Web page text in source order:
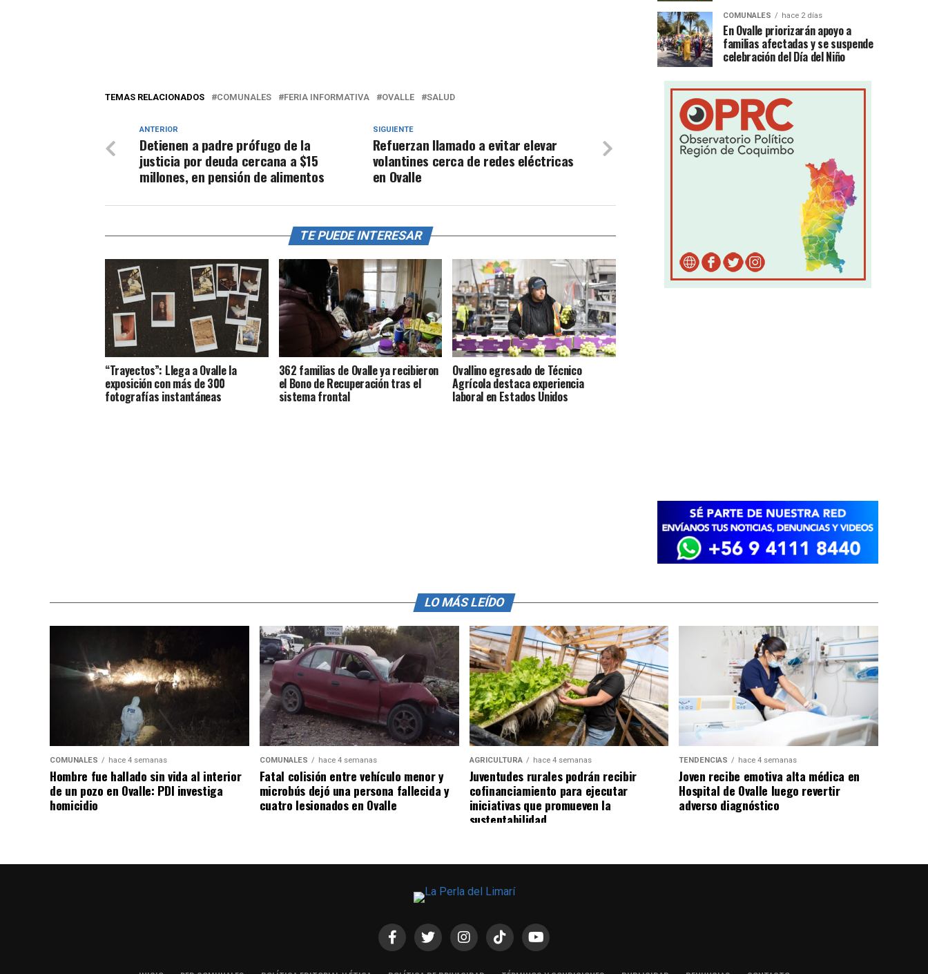
TEMAS RELACIONADOS COMUNALES FERIA INFORMATIVA OVALLE SALUD
SIGUIENTE
Refuerzan llamado a evitar elevar
volantines cerca de redes eléctricas
en Ovalle
ANTERIOR
Detienen a padre prófugo de la
justicia por deuda cercana a $15
millones, en pensión de alimentos
TE PUEDE INTERESAR
“Trayectos”: Llega a Ovalle la
exposición con más de 300
fotografías instantáneas
362 familias de Ovalle ya recibieron
el Bono de Recuperación tras el
sistema frontal
Ovallino egresado de Técnico
Agrícola destaca experiencia
laboral en Estados Unidos
COMUNALES hace 2 días
En Ovalle priorizarán apoyo a
familias afectadas y se suspende
celebración del Día del Niño
LO MÁS LEÍDO
COMUNALES hace 4 semanas
Hombre fue hallado sin vida al interior
de un pozo en Ovalle: PDI investiga
homicidio
COMUNALES hace 4 semanas
Fatal colisión entre vehículo menor y
microbús dejó una persona fallecida y
cuatro lesionados en Ovalle
AGRICULTURA hace 4 semanas
Juventudes rurales podrán recibir
cofinanciamiento para ejecutar
iniciativas que promueven la
sustentabilidad
TENDENCIAS hace 4 semanas
Joven recibe emotiva alta médica en
Hospital de Ovalle luego revertir
adverso diagnóstico